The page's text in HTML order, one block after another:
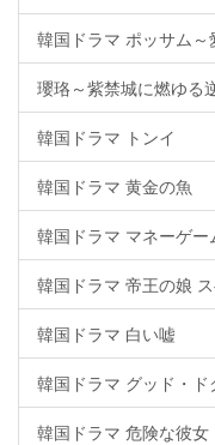
韓国ドラマ ポッサム～
瓔珞～紫禁城に燃ゆる
韓国ドラマ トンイ
韓国ドラマ 黄金の魚
韓国ドラマ マネーゲー
韓国ドラマ 帝王の娘
韓国ドラマ 白い嘘
韓国ドラマ グッド・ド
韓国ドラマ 危険な彼女